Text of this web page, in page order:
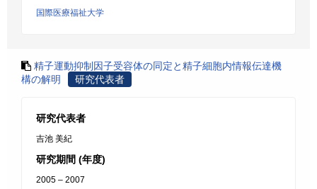
国際医療福祉大学
精子運動抑制因子受容体の同定と精子細胞内情報伝達機
構の解明
研究代表者
研究代表者
吉池 美紀
研究期間 (年度)
2005 – 2007